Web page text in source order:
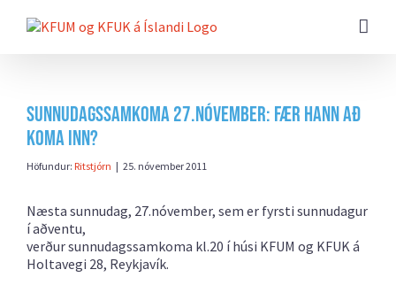
beint
Sunnudagssamkoma 27.nóvember: Fær hann að
koma inn?
Höfundur: Ritstjórn | 25. nóvember 2011
Næsta sunnudag, 27.nóvember, sem er fyrsti sunnudagur
í aðventu,
verður sunnudagssamkoma kl.20 í húsi KFUM og KFUK á
Holtavegi 28, Reykjavík.